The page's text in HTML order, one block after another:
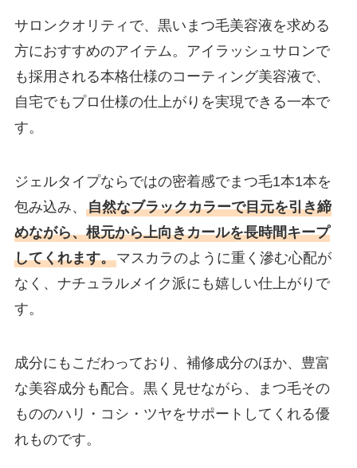
サロンクオリティで、黒いまつ毛美容液を求める
方におすすめのアイテム。アイラッシュサロンで
も採用される本格仕様のコーティング美容液で、
自宅でもプロ仕様の仕上がりを実現できる一本で
す。
ジェルタイプならではの密着感でまつ毛1本1本を
包み込み、 自然なブラックカラーで目元を引き締
めながら、根元から上向きカールを長時間キープ
してくれます。マスカラのように重く滲む心配が
なく、ナチュラルメイク派にも嬉しい仕上がりで
す。
成分にもこだわっており、補修成分のほか、豊富
な美容成分も配合。黒く見せながら、まつ毛その
もののハリ・コシ・ツヤをサポートしてくれる優
れものです。